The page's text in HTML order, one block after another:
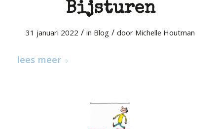
Bijsturen
31 januari 2022 / in Blog / door Michelle Houtman
lees meer